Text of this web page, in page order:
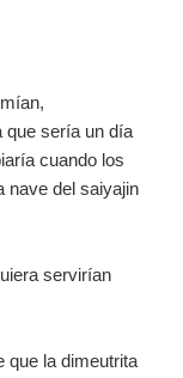
sería un día
cuando los
nave del saiyajin
servirían
que la dimeutrita